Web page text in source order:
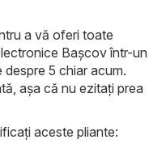
a vă oferi toate
Başcov într-un
despre 5 chiar acum.
așa că nu ezitați prea
aceste pliante: